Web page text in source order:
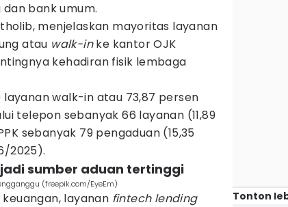
dan bank umum.
menjelaskan mayoritas layanan
atau walk-inke kantor OJK
kehadiran fisik lembaga
layanan walk-in atau 73,87 persen
telepon sebanyak 66 layanan (11,89
sebanyak 79 pengaduan (15,35
2025).
sumber aduan tertinggi
(freepik.com/EyeEm)
layanan fintech lending
Tonton